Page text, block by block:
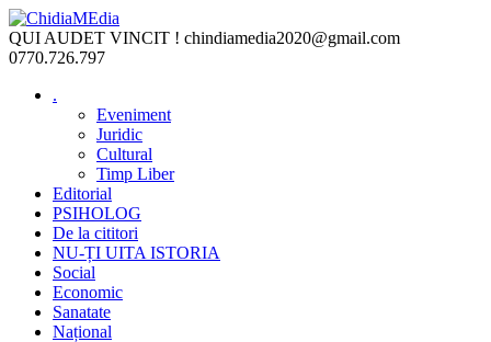
Skip
to
content
QUI AUDET VINCIT ! chindiamedia2020@gmail.com
0770.726.797
.
Eveniment
Juridic
Cultural
Timp Liber
Editorial
PSIHOLOG
De la cititori
NU-ȚI UITA ISTORIA
Social
Economic
Sanatate
Național